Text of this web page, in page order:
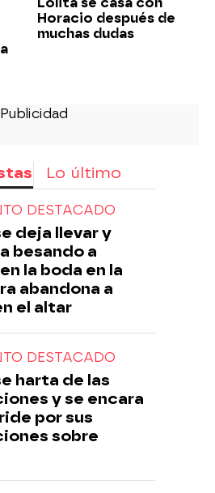
Horacio después de
muchas dudas
Lo último
DESTACADO
deja llevar y
besando a
la boda en la
abandona a
el altar
DESTACADO
harta de las
y se encara
por sus
sobre